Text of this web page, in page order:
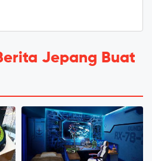
Jepang Buat